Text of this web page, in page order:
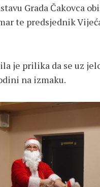
Grada Čakovca
te predsjednik
je prilika da se uz
na izmaku.